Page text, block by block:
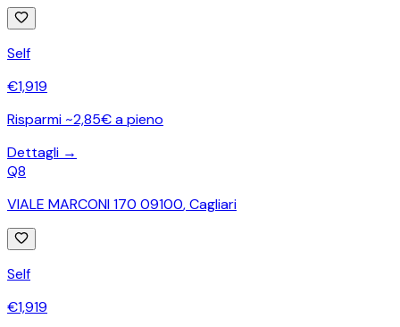
Self
€1,919
Risparmi ~2,85€ a pieno
Dettagli →
Q8
VIALE MARCONI 170 09100,Cagliari
Self
€1,919